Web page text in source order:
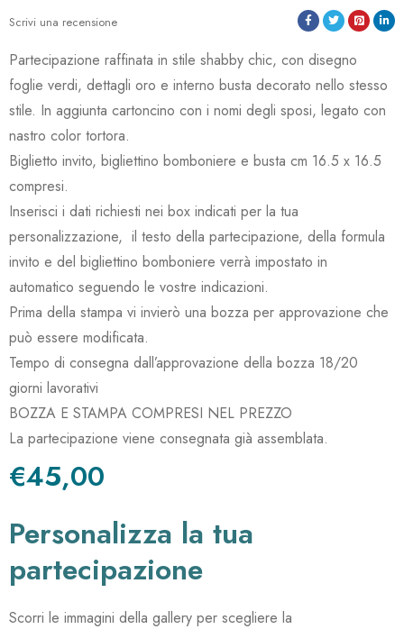
Scrivi una recensione
Partecipazione raffinata in stile shabby chic, con disegno
foglie verdi, dettagli oro e interno busta decorato nello stesso
stile. In aggiunta cartoncino con i nomi degli sposi, legato con
nastro color tortora.
Biglietto invito, bigliettino bomboniere e busta cm 16.5 x 16.5
compresi.
Inserisci i dati richiesti nei box indicati per la tua
personalizzazione, il testo della partecipazione, della formula
invito e del bigliettino bomboniere verrà impostato in
automatico seguendo le vostre indicazioni.
Prima della stampa vi invierò una bozza per approvazione che
può essere modificata.
Tempo di consegna dall’approvazione della bozza 18/20
giorni lavorativi
BOZZA E STAMPA COMPRESI NEL PREZZO
La partecipazione viene consegnata già assemblata.
€45,00
Personalizza la tua
partecipazione
Scorri le immagini della gallery per scegliere la